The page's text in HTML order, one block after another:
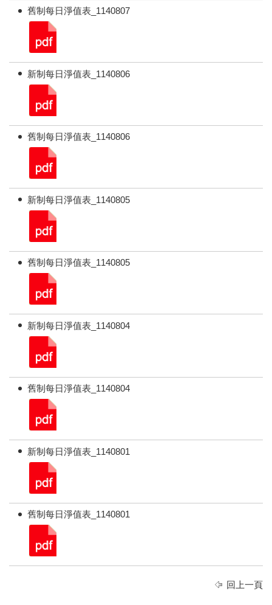
舊制每日淨值表_1140807
新制每日淨值表_1140806
舊制每日淨值表_1140806
新制每日淨值表_1140805
舊制每日淨值表_1140805
新制每日淨值表_1140804
舊制每日淨值表_1140804
新制每日淨值表_1140801
舊制每日淨值表_1140801
回上一頁